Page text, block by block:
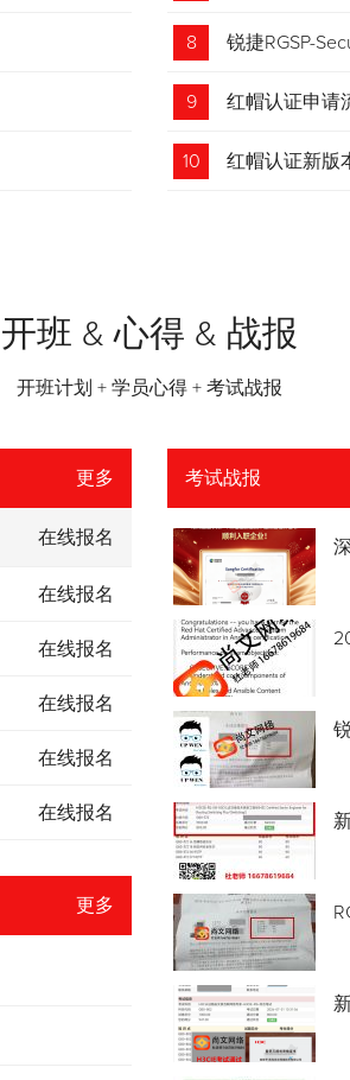
8 锐捷RGSP-
9 红帽认证申请
收藏！
10 红帽认证新版
开班 & 心得 & 战报
开班计划 + 学员心得 + 考试战报
更多
在线报名
在线报名
在线报名
在线报名
在线报名
在线报名
更多
考试战报